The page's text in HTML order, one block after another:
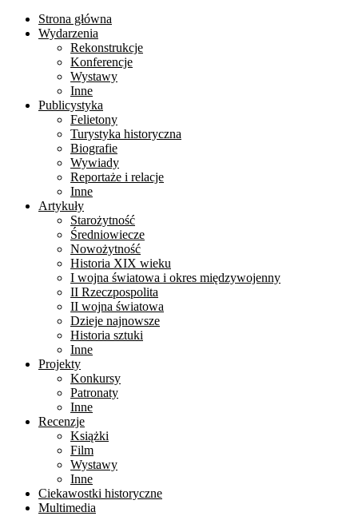
Strona główna
Wydarzenia
Rekonstrukcje
Konferencje
Wystawy
Inne
Publicystyka
Felietony
Turystyka historyczna
Biografie
Wywiady
Reportaże i relacje
Inne
Artykuły
Starożytność
Średniowiecze
Nowożytność
Historia XIX wieku
I wojna światowa i okres międzywojenny
II Rzeczpospolita
II wojna światowa
Dzieje najnowsze
Historia sztuki
Inne
Projekty
Konkursy
Patronaty
Inne
Recenzje
Książki
Film
Wystawy
Inne
Ciekawostki historyczne
Multimedia